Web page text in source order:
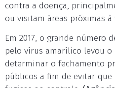
contra a doença,
ou visitam áreas próximas à
Em 2017, o grande número
pelo vírus amarílico levou o
determinar o fechamento
públicos a fim de evitar